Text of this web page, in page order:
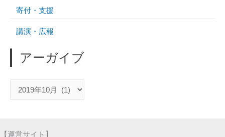
寄付・支援
講演・広報
アーガイブ
【運営サイト】